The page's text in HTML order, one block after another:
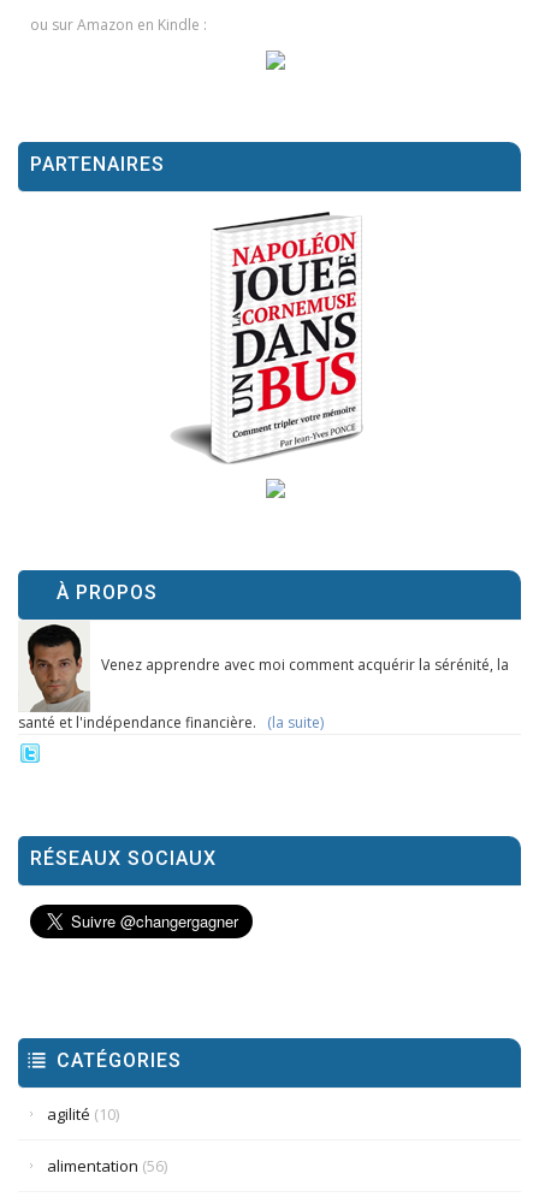
ou sur Amazon en Kindle :
PARTENAIRES
À PROPOS
Venez apprendre avec moi comment acquérir la sérénité, la
santé et l'indépendance financière. (la suite)
RÉSEAUX SOCIAUX
CATÉGORIES
agilité (10)
alimentation (56)